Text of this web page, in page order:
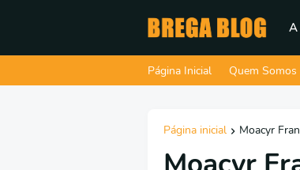
A
Página Inicial Quem Somos
Página inicial Moacyr